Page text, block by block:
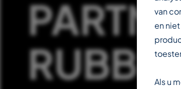
van
en
Als u